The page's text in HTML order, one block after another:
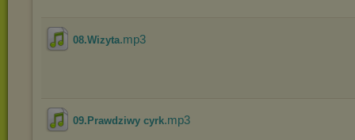
08.Wizyta.mp3
09.Prawdziwy cyrk.mp3